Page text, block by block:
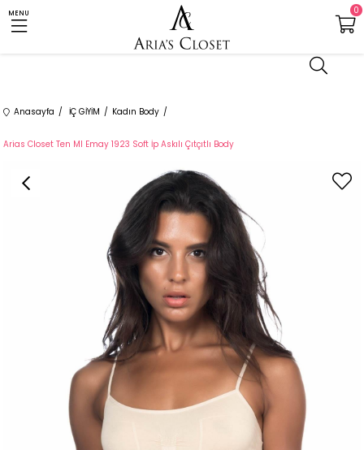
MENU 0
Anasayfa İÇ GİYİM Kadın Body
Arias Closet Ten MI Emay 1923 Soft İp Askılı Çıtçıtlı Body